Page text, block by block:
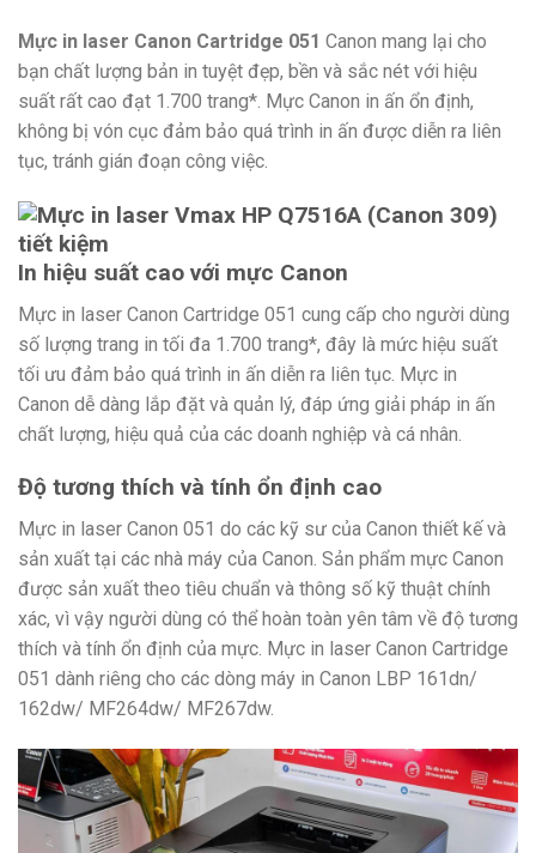
Mực in laser Canon Cartridge 051 Canon mang lại cho
bạn chất lượng bản in tuyệt đẹp, bền và sắc nét với hiệu
suất rất cao đạt 1.700 trang*. Mực Canon in ấn ổn định,
không bị vón cục đảm bảo quá trình in ấn được diễn ra liên
tục, tránh gián đoạn công việc.
In hiệu suất cao với mực Canon
Mực in laser Canon Cartridge 051 cung cấp cho người dùng
số lượng trang in tối đa 1.700 trang*, đây là mức hiệu suất
tối ưu đảm bảo quá trình in ấn diễn ra liên tục. Mực in
Canon dễ dàng lắp đặt và quản lý, đáp ứng giải pháp in ấn
chất lượng, hiệu quả của các doanh nghiệp và cá nhân.
Độ tương thích và tính ổn định cao
Mực in laser Canon 051 do các kỹ sư của Canon thiết kế và
sản xuất tại các nhà máy của Canon. Sản phẩm mực Canon
được sản xuất theo tiêu chuẩn và thông số kỹ thuật chính
xác, vì vậy người dùng có thể hoàn toàn yên tâm về độ tương
thích và tính ổn định của mực. Mực in laser Canon Cartridge
051 dành riêng cho các dòng máy in Canon LBP 161dn/
162dw/ MF264dw/ MF267dw.